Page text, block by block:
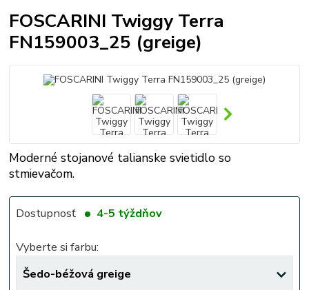
FOSCARINI Twiggy Terra
FN159003_25 (greige)
Moderné stojanové talianske svietidlo so
stmievačom.
Dostupnosť 4-5 týždňov
Vyberte si farbu: